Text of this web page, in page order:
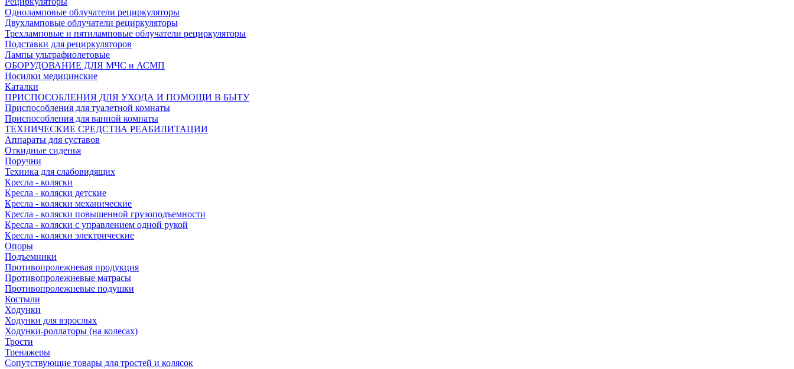
Одноламповые облучатели рециркуляторы
Двухламповые облучатели рециркуляторы
Трехламповые и пятиламповые облучатели рециркуляторы
Подставки для рециркуляторов
Лампы ультрафиолетовые
ОБОРУДОВАНИЕ ДЛЯ МЧС и АСМП
Носилки медицинские
Каталки
ПРИСПОСОБЛЕНИЯ ДЛЯ УХОДА И ПОМОЩИ В БЫТУ
Приспособления для туалетной комнаты
Приспособления для ванной комнаты
ТЕХНИЧЕСКИЕ СРЕДСТВА РЕАБИЛИТАЦИИ
Аппараты для суставов
Откидные сиденья
Поручни
Техника для слабовидящих
Кресла - коляски
Кресла - коляски детские
Кресла - коляски механические
Кресла - коляски повышенной грузоподъемности
Кресла - коляски с управлением одной рукой
Кресла - коляски электрические
Опоры
Подъемники
Противопролежневая продукция
Противопролежневые матрасы
Противопролежневые подушки
Костыли
Ходунки
Ходунки для взрослых
Ходунки-роллаторы (на колесах)
Трости
Тренажеры
Сопутствующие товары для тростей и колясок